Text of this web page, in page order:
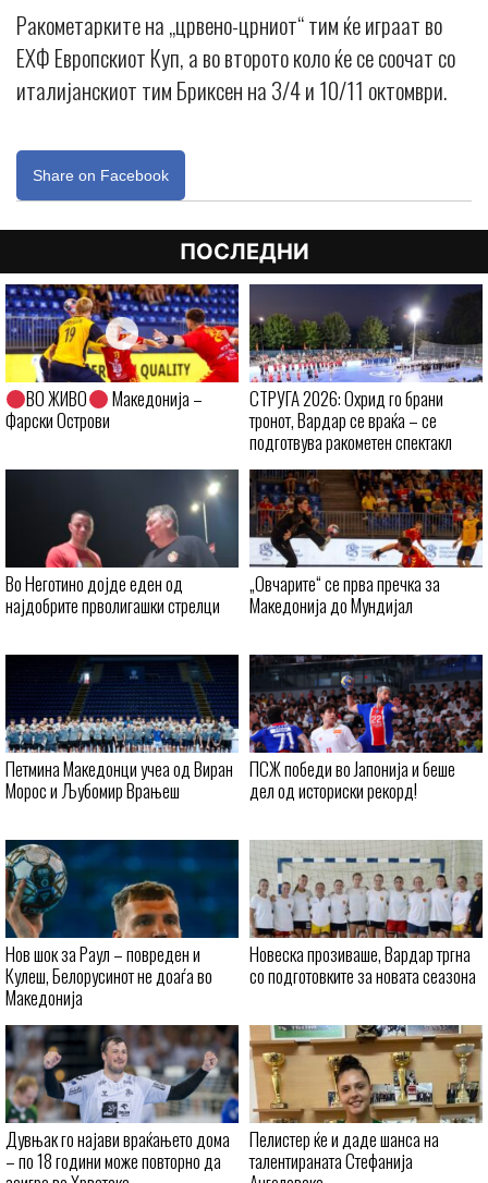
Ракометарките на „црвено-црниот“ тим ќе играат во
ЕХФ Европскиот Куп, а во второто коло ќе се соочат со
италијанскиот тим Бриксен на 3/4 и 10/11 октомври.
Share on Facebook
ПОСЛЕДНИ
ВО ЖИВО
Македонија –
Фарски Острови
СТРУГА 2026: Охрид го брани
тронот, Вардар се враќа – се
подготвува ракометен спектакл
Во Неготино дојде еден од
најдобрите прволигашки стрелци
„Овчарите“ се прва пречка за
Македонија до Мундијал
Петмина Македонци учеа од Виран
Морос и Љубомир Врањеш
ПСЖ победи во Јапонија и беше
дел од историски рекорд!
Нов шок за Раул – повреден и
Кулеш, Белорусинот не доаѓа во
Македонија
Новеска прозиваше, Вардар тргна
со подготовките за новата сеазона
Дувњак го најави враќањето дома
– по 18 години може повторно да
Пелистер ќе и даде шанса на
талентираната Стефанија